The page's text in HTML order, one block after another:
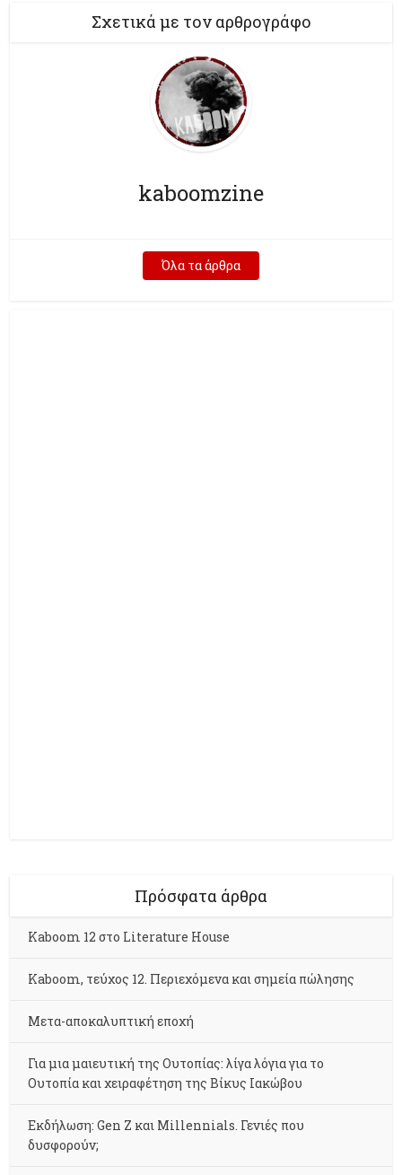
Σχετικά με τον αρθρογράφο
kaboomzine
Όλα τα άρθρα
Πρόσφατα άρθρα
Kaboom 12 στο Literature House
Kaboom, τεύχος 12. Περιεχόμενα και σημεία πώλησης
Μετα-αποκαλυπτική εποχή
Για μια μαιευτική της Ουτοπίας: λίγα λόγια για το
Ουτοπία και χειραφέτηση της Βίκυς Ιακώβου
Εκδήλωση: Gen Z και Millennials. Γενιές που
δυσφορούν;